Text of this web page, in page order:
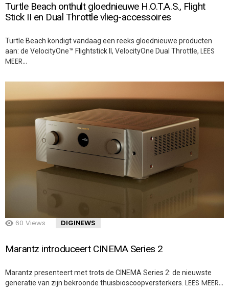
Turtle Beach onthult gloednieuwe H.O.T.A.S., Flight
Stick II en Dual Throttle vlieg-accessoires
Turtle Beach kondigt vandaag een reeks gloednieuwe producten
aan: de VelocityOne™ Flightstick II, VelocityOne Dual Throttle, LEES
MEER…
60 Views DIGINEWS
Marantz introduceert CINEMA Series 2
Marantz presenteert met trots de CINEMA Series 2: de nieuwste
generatie van zijn bekroonde thuisbioscoopversterkers. LEES MEER…